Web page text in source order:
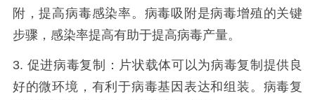
附，提高病毒感染率。病毒吸附是病毒增殖的关键
步骤，感染率提高有助于提高病毒产量。
3. 促进病毒复制：片状载体可以为病毒复制提供良
好的微环境，有利于病毒基因表达和组装。病毒复